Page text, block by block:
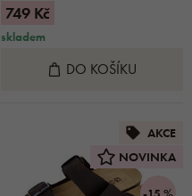
749 Kč
skladem
DO KOŠÍKU
AKCE
NOVINKA